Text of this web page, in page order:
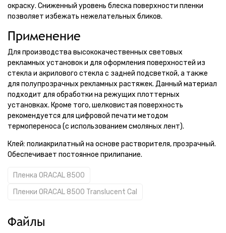
окраску. Сниженный уровень блеска поверхности пленки
позволяет избежать нежелательных бликов.
Применение
Для производства высококачественных световых
рекламных установок и для оформления поверхностей из
стекла и акрилового стекла с задней подсветкой, а также
для полупрозрачных рекламных растяжек. Данный материал
подходит для обработки на режущих плоттерных
установках. Кроме того, шелковистая поверхность
рекомендуется для цифровой печати методом
термопереноса (с использованием смоляных лент).
Клей: полиакрилатный на основе растворителя, прозрачный.
Обеспечивает постоянное прилипание.
Пленка ORACAL 8500
Пленки ORACAL 8500 Translucent Cal
Файлы